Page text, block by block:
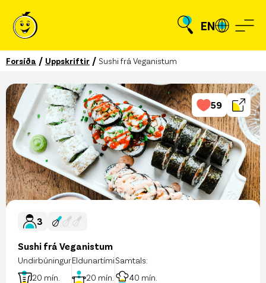
EN
Forsíða / Uppskriftir / Sushi frá Veganistum
59
3
Sushi frá Veganistum
Undirbúningur
20 mín.
Eldunartími
20 mín.
Samtals:
40 mín.